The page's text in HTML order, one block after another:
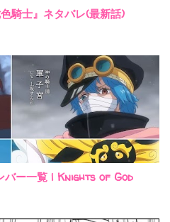
騎士』ネタバレ(最新話)
バー一覧 | Knights of God